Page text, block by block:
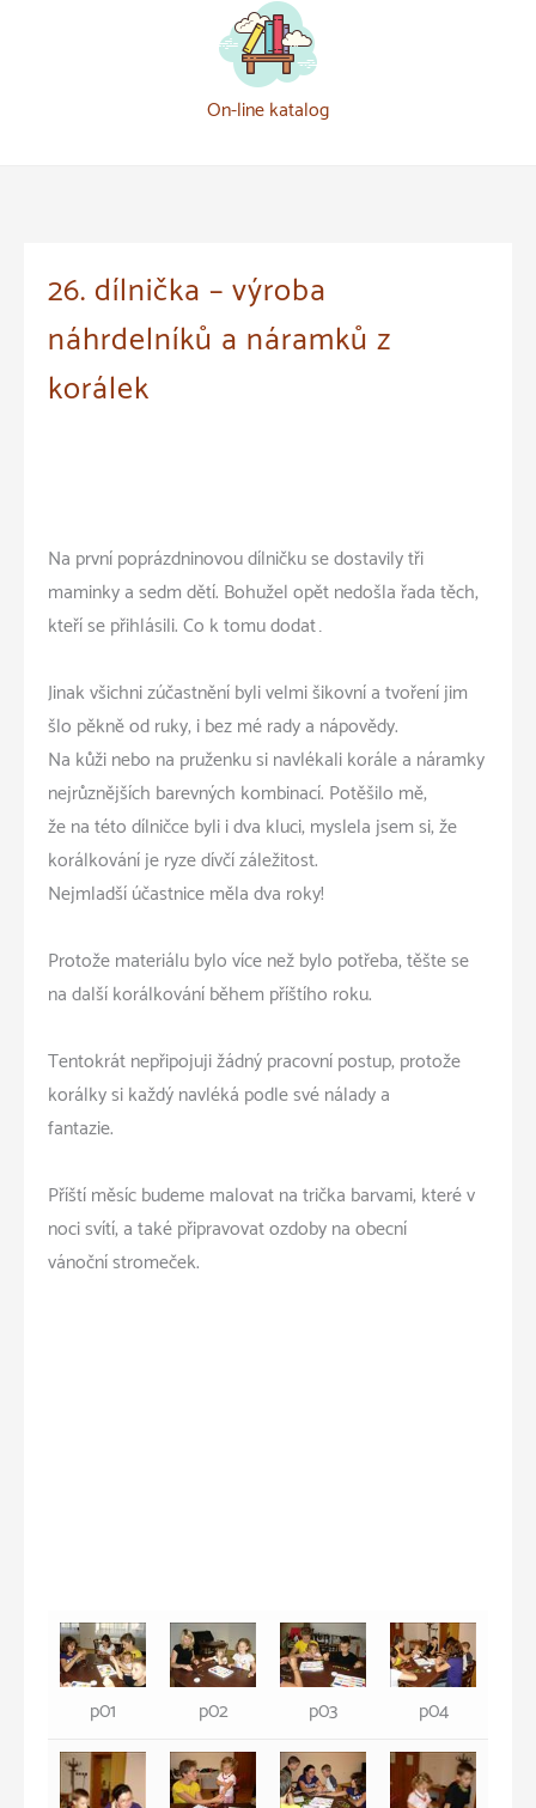
On-line katalog
26. dílnička – výroba
náhrdelníků a náramků z
korálek
Na první poprázdninovou dílničku se dostavily tři
maminky a sedm dětí. Bohužel opět nedošla řada těch,
kteří se přihlásili. Co k tomu dodat…
Jinak všichni zúčastnění byli velmi šikovní a tvoření jim
šlo pěkně od ruky, i bez mé rady a nápovědy.
Na kůži nebo na pruženku si navlékali korále a náramky
nejrůznějších barevných kombinací. Potěšilo mě,
že na této dílničce byli i dva kluci, myslela jsem si, že
korálkování je ryze dívčí záležitost.
Nejmladší účastnice měla dva roky!
Protože materiálu bylo více než bylo potřeba, těšte se
na další korálkování během příštího roku.
Tentokrát nepřipojuji žádný pracovní postup, protože
korálky si každý navléká podle své nálady a
fantazie.
Příští měsíc budeme malovat na trička barvami, které v
noci svítí, a také připravovat ozdoby na obecní
vánoční stromeček.
p01 p02 p03 p04